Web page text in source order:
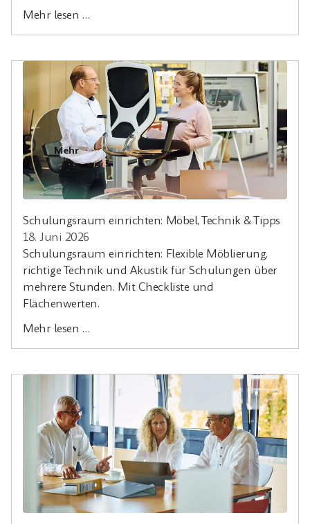
Mehr
Mehr lesen …
Schulungsraum einrichten: Möbel, Technik & Tipps
18. Juni 2026
Schulungsraum einrichten: Flexible Möblierung,
richtige Technik und Akustik für Schulungen über
mehrere Stunden. Mit Checkliste und
Flächenwerten.
Mehr lesen …